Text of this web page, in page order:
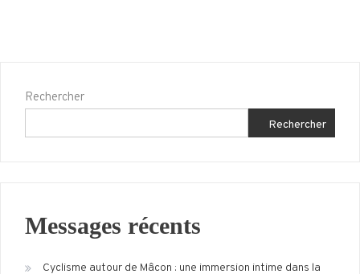
Rechercher
Rechercher
Messages récents
Cyclisme autour de Mâcon : une immersion intime dans la